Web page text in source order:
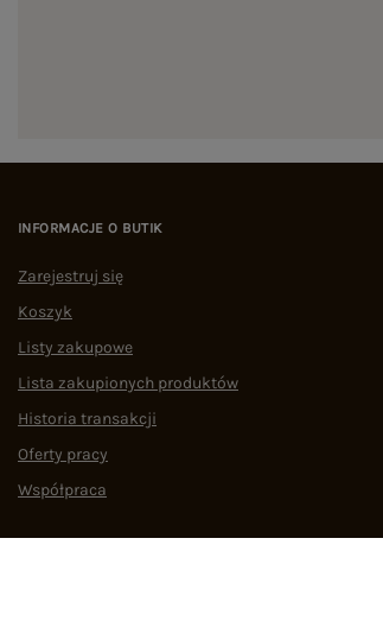
INFORMACJE O BUTIK
Zarejestruj się
Koszyk
Listy zakupowe
Lista zakupionych produktów
Historia transakcji
Oferty pracy
Współpraca